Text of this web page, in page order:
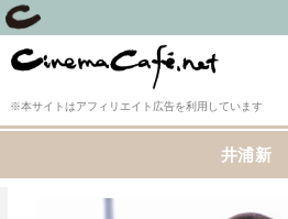
※本サイトはアフィリエイト広告を利用しています
井浦新